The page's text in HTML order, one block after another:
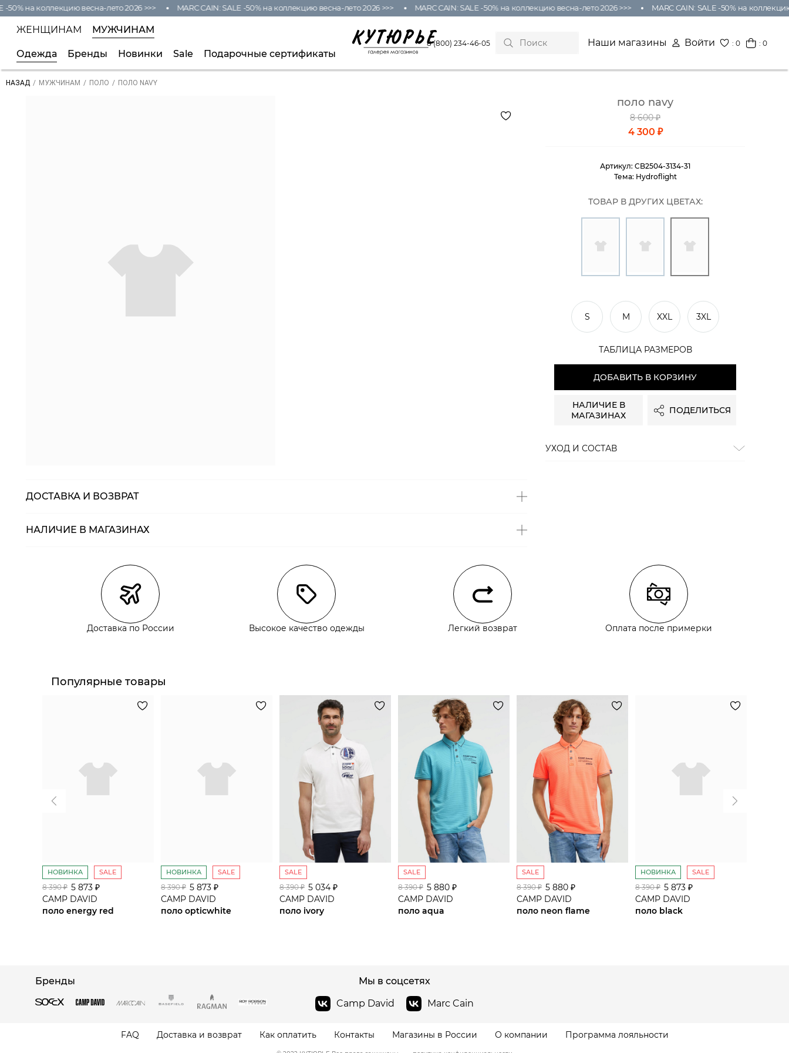
-50% на коллекцию весна-лето 2026 >>> MARC CAIN: SALE -50% на коллекцию весна-лето 2026 >>> MARC CAIN: SALE -50% на коллекцию весна-лето 2026 >>> MARC CAIN: SALE -50% на
ЖЕНЩИНАМ МУЖЧИНАМ
Одежда Бренды Новинки Sale Подарочные сертификаты
8 (800) 234-46-05 Наши магазины Войти :0 : 0
НАЗАД / МУЖЧИНАМ / ПОЛО / ПОЛО NAVY
ДОСТАВКА И ВОЗВРАТ
Курьерская доставка СДЭК
Самовывоз из пункта выдачи СДЭК
Самовывоз из наших магазинов
сайте СДЭК
НАЛИЧИЕ В МАГАЗИНАХ
поло navy
8 600 ₽
4 300 ₽
Артикул:CB2504-3134-31
Тема: Hydroflight
ТОВАР В ДРУГИХ ЦВЕТАХ:
S M XXL 3XL
ТАБЛИЦА РАЗМЕРОВ
ДОБАВИТЬ В КОРЗИНУ
НАЛИЧИЕ В
МАГАЗИНАХ
ПОДЕЛИТЬСЯ
УХОД И СОСТАВ
Доставка по России Высокое качество одежды Легкий возврат Оплата после примерки
Популярные товары
НОВИНКА SALE
8 390 ₽ 5 873 ₽
CAMP DAVID
поло energy red
НОВИНКА SALE
8 390 ₽ 5 873 ₽
CAMP DAVID
поло opticwhite
SALE
8 390 ₽ 5 034 ₽
CAMP DAVID
поло ivory
SALE
8 390 ₽ 5 880 ₽
CAMP DAVID
поло aqua
SALE
8 390 ₽ 5 880 ₽
CAMP DAVID
поло neon flame
НОВИНКА SALE
8 390 ₽ 5 873 ₽
CAMP DAVID
поло black
Бренды
Мы в соцсетях
Camp David
Marc Cain
FAQ Доставка и возврат Как оплатить Контакты Магазины в России О компании Программа лояльности